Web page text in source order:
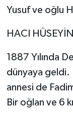
Yusuf ve oğlu
HACI
1887 Yılında
dünyaya geldi.
annesi de
Bir oğlan ve 6